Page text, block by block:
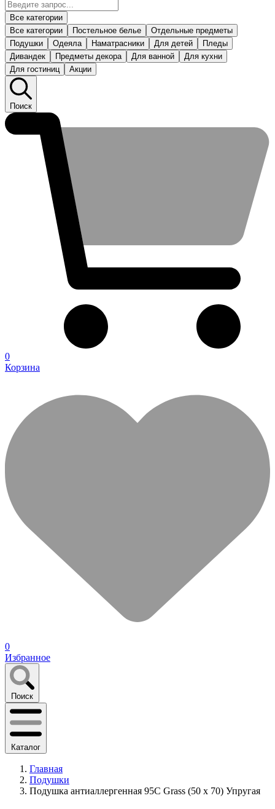
Все категории
Все категории
Постельное белье
Отдельные предметы
Подушки
Одеяла Наматрасники Для детей
Пледы
Дивандек
Предметы декора Для ванной
Для кухни
Для гостиниц
Акции
Поиск
0
Корзина
0
Избранное
Поиск
Каталог
Главная
Подушки
Подушка антиаллергенная 95С Grass (50 x 70) Упругая